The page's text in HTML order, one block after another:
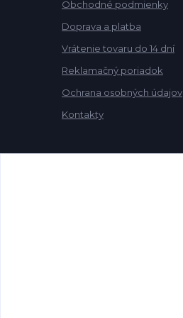
Obchodné podmienky
Doprava a platba
Vrátenie tovaru do 14 dní
Reklamačný poriadok
Ochrana osobných údajov
Kontakty